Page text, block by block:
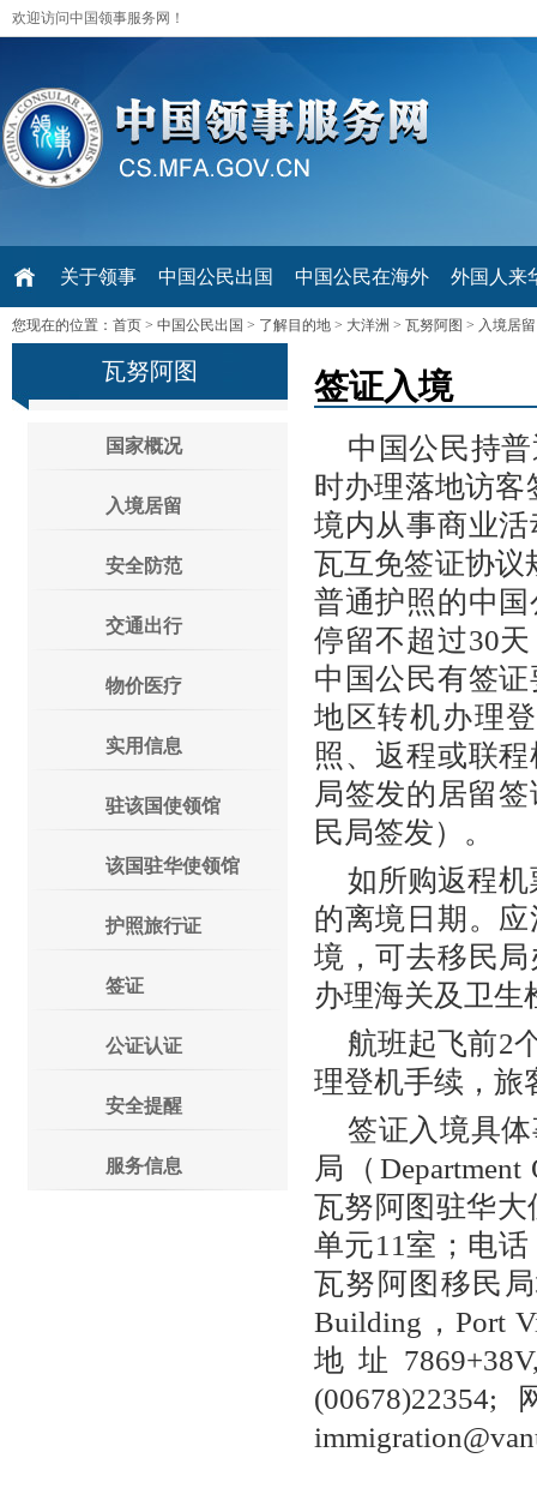
欢迎访问中国领事服务网！
关于领事 中国公民出国 中国公民在海外 外国人来
您现在的位置： 首页 > 中国公民出国 > 了解目的地 > 大洋洲 > 瓦努阿图 > 入境居留
瓦努阿图
国家概况
入境居留
安全防范
交通出行
物价医疗
实用信息
驻该国使领馆
该国驻华使领馆
护照旅行证
签证
公证认证
安全提醒
服务信息
签证入境
中国公民持
时办理落地访
境内从事商业
瓦互免签证协议
普通护照的中
停留不超过30
中国公民有签
地区转机办理
照、返程或联
局签发的居留签
民局签发）。
如所购返程
的离境日期。
境，可去移民
办理海关及卫生
航班起飞前2
理登机手续，旅
签证入境具
局（Department
瓦努阿图驻华
单元11室；电话
瓦努阿图移民局
Building，Port
地址